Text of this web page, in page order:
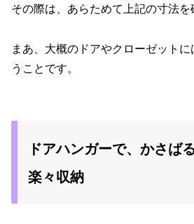
その際は、あらためて上記の寸法を
まあ、大概のドアやクローゼット
うことです。
ドアハンガーで、かさば
楽々収納